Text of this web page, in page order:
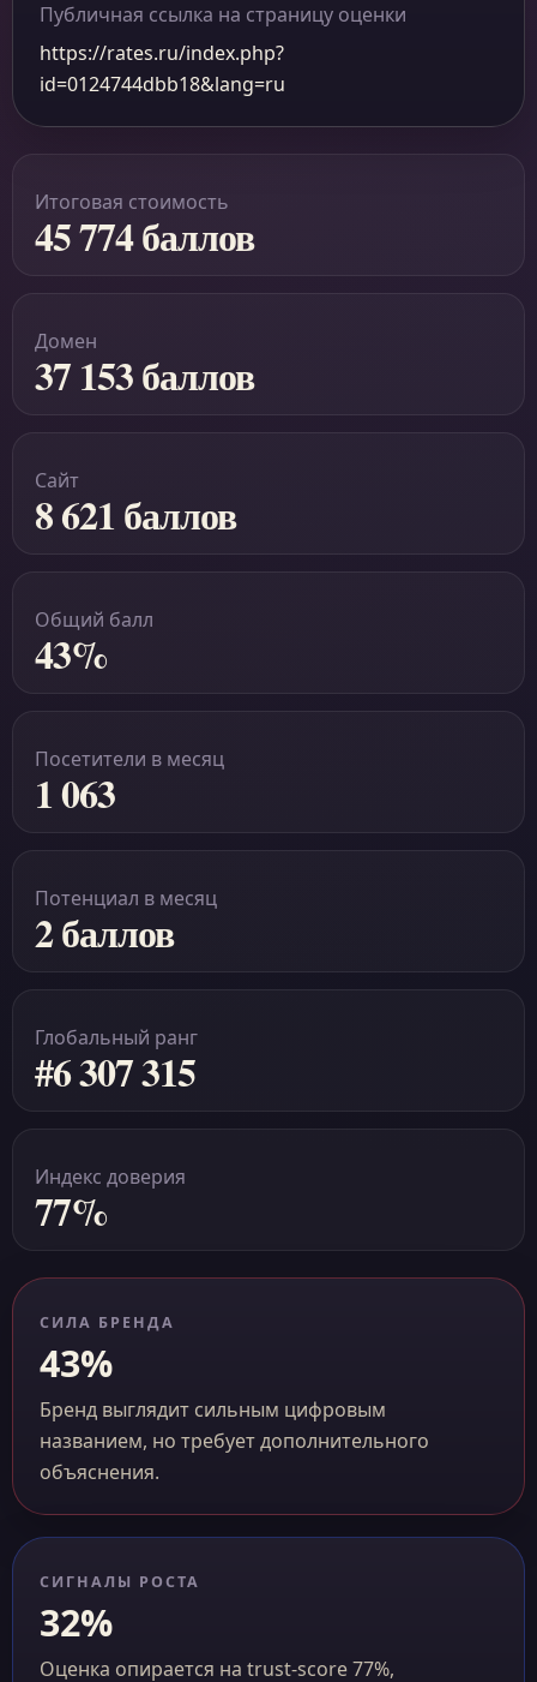
Публичная ссылка на страницу оценки
https://rates.ru/index.php?
id=0124744dbb18&lang=ru
Итоговая стоимость
45 774 баллов
Домен
37 153 баллов
Сайт
8 621 баллов
Общий балл
43%
Посетители в месяц
1 063
Потенциал в месяц
2 баллов
Глобальный ранг
#6 307 315
Индекс доверия
77%
СИЛА БРЕНДА
43%
Бренд выглядит сильным цифровым
названием, но требует дополнительного
объяснения.
СИГНАЛЫ РОСТА
32%
Оценка опирается на trust-score 77%,